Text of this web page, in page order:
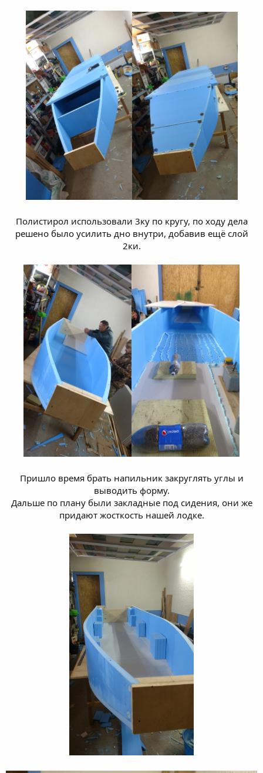
Полистирол использовали 3ку по кругу, по ходу дела
решено было усилить дно внутри, добавив ещё слой
2ки.
Пришло время брать напильник закруглять углы и
выводить форму.
Дальше по плану были закладные под сидения, они же
придают жосткость нашей лодке.